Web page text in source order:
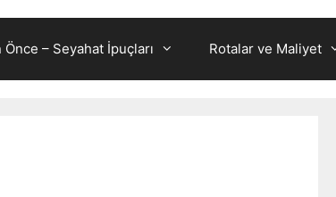
Önce – Seyahat İpuçları Rotalar ve Maliyet